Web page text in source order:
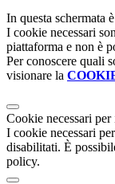
In questa schermata
I cookie necessari
piattaforma e non è
Per conoscere quali
visionare la
Cookie necessari
I cookie necessari
disabilitati. È
policy.